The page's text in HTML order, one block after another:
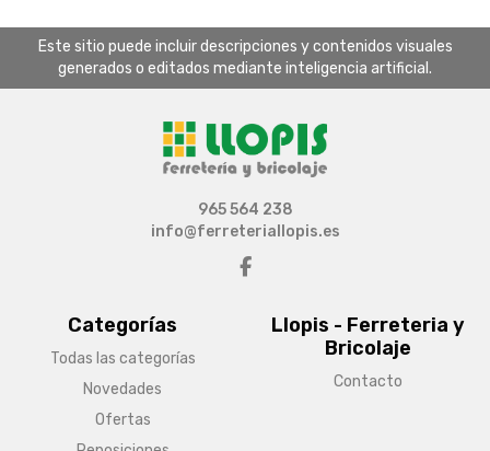
Este sitio puede incluir descripciones y contenidos visuales
generados o editados mediante inteligencia artificial.
Categorías
Todas las categorías
Novedades
Ofertas
Llopis - Ferreteria y
Bricolaje
Contacto
965 564 238
info@ferreteriallopis.es